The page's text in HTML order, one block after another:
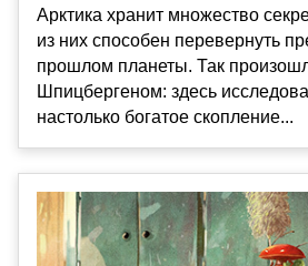
Арктика хранит множество
из них способен перевернуть
прошлом планеты. Так
Шпицбергеном: здесь
настолько богатое скопление...